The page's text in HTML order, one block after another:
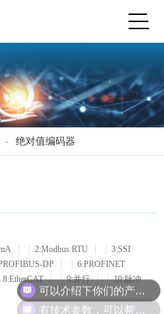
- 绝对值编码器
2:Modbus RTU
3:SSI
DP
6:PROFINET
8:EtherCAT 9:并行
10:脉冲可以介绍下你们的产品么？